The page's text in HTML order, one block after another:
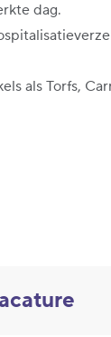
dag.
als Torfs,